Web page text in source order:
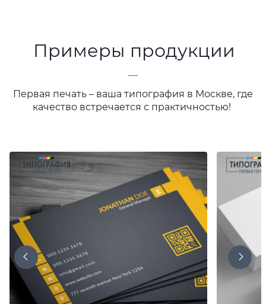
Примеры продукции
—
Первая печать – ваша типография в Москве, где
качество встречается с практичностью!